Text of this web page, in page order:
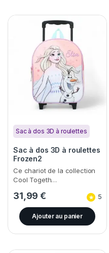
Sac à dos 3D à roulettes
Sac à dos 3D à roulettes
Frozen2
Ce chariot de la collection
Cool Togeth…
31,99€ 5
Ajouter au panier